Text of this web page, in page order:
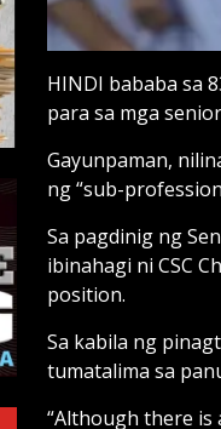
HINDI bababa sa
para sa mga
Gayunpaman,
ng “sub-
Sa pagdinig ng
ibinahagi ni CSC
position.
Sa kabila ng
tumatalima sa
“Although there is